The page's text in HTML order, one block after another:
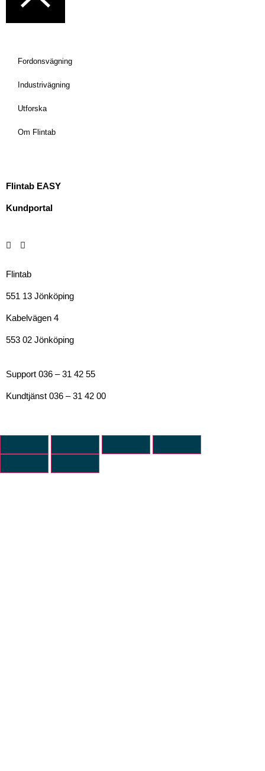
Fordonsvägning
Industrivägning
Utforska
Om Flintab
Flintab EASY
Kundportal
Flintab
551 13 Jönköping
Kabelvägen 4
553 02 Jönköping
Support 036 – 31 42 55
Kundtjänst 036 – 31 42 00